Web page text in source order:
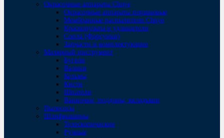
Окрасочные аппараты Chnye
Окрасочные аппараты поршневые
Мембранные распылители Chnye
Краскопульты и удлинители
Сопла (Форсунки)
Запчасти и комплектующие
Малярный инструмент
Бугели
Валики
Кельмы
Кисти
Шпатели
Ванночки, поддоны, вкладыши
Пылесосы
Шлифмашины
Телескопические
Ручные